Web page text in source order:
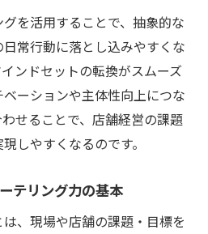
を活用することで、抽象的な
常行動に落とし込みやすくな
ンドセットの転換がスムーズ
ーションや主体性向上につな
せることで、店舗経営の課題
しやすくなるのです。
テリング力の基本
、現場や店舗の課題・目標を